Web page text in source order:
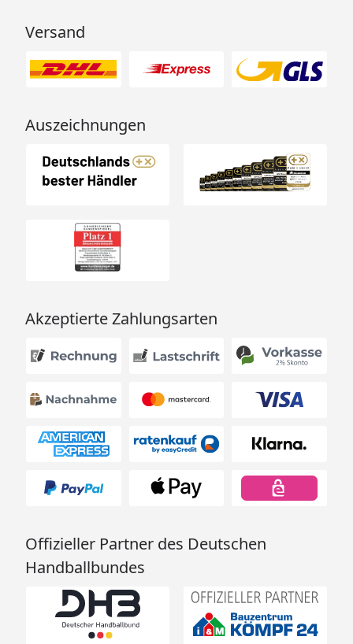
Versand
Auszeichnungen
Akzeptierte Zahlungsarten
Offizieller Partner des Deutschen
Handballbundes